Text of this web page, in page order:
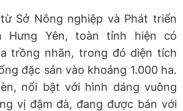
Sở Nông nghiệp và Phát triển
Hưng Yên, toàn tỉnh hiện có
trồng nhãn, trong đó diện tích
đặc sản vào khoảng 1.000 ha.
nổi bật với hình dáng vuông
vị đậm đà, đang được bán với